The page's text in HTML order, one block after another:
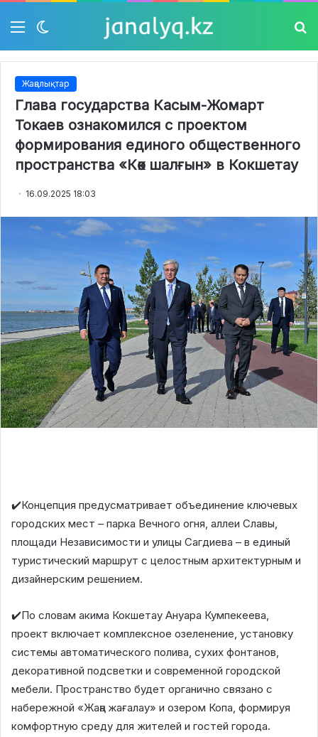
Мәзір
skin
Жаңалықтар
Глава государства Касым-Жомарт
Токаев ознакомился с проектом
формирования единого общественного
пространства «Көк шалғын» в Кокшетау
16.09.2025 18:03
✔️Концепция предусматривает объединение ключевых
городских мест – парка Вечного огня, аллеи Славы,
площади Независимости и улицы Сагдиева – в единый
туристический маршрут с целостным архитектурным и
дизайнерским решением.
✔️По словам акима Кокшетау Ануара Кумпекеева,
проект включает комплексное озеленение, установку
системы автоматического полива, сухих фонтанов,
декоративной подсветки и современной городской
мебели. Пространство будет органично связано с
набережной «Жаңа жағалау» и озером Копа, формируя
комфортную среду для жителей и гостей города.